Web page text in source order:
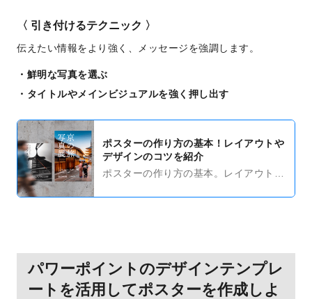
〈 引き付けるテクニック 〉
伝えたい情報をより強く、メッセージを強調します。
鮮明な写真を選ぶ
タイトルやメインビジュアルを強く押し出す
ポスターの作り方の基本！レイアウトや
デザインのコツを紹介
ポスターの作り方の基本。レイアウトや
求力を上げるポイントまでをご紹介！初
パワーポイントのデザインテンプレ
ートを活用してポスターを作成しよ